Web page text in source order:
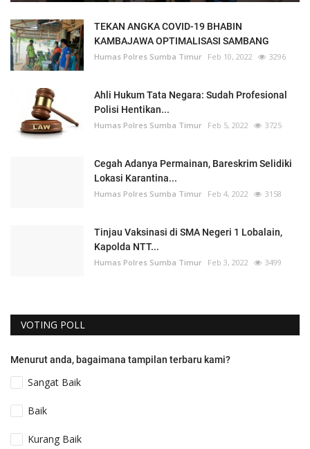
TEKAN ANGKA COVID-19 BHABIN
KAMBAJAWA OPTIMALISASI SAMBANG
Humas Polres Sumba Timur Feb 10, 2022 3296
Ahli Hukum Tata Negara: Sudah Profesional
Polisi Hentikan...
Humas Polres Sumba Timur Feb 5, 2022 3725
Cegah Adanya Permainan, Bareskrim Selidiki
Lokasi Karantina...
Humas Polres Sumba Timur Feb 4, 2022 3158
Tinjau Vaksinasi di SMA Negeri 1 Lobalain,
Kapolda NTT...
Humas Polres Sumba Timur Feb 3, 2022 3499
VOTING POLL
Menurut anda, bagaimana tampilan terbaru kami?
Sangat Baik
Baik
Kurang Baik